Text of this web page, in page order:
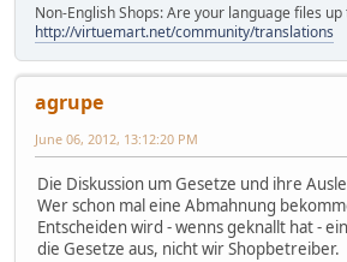
Non-English Shops: Are your language files up
http://virtuemart.net/community/translations
agrupe
June 06, 2012, 13:12:20 PM
Die Diskussion um Gesetze und ihre
Wer schon mal eine Abmahnung
Entscheiden wird - wenns geknallt hat -
die Gesetze aus, nicht wir Shopbetreiber.